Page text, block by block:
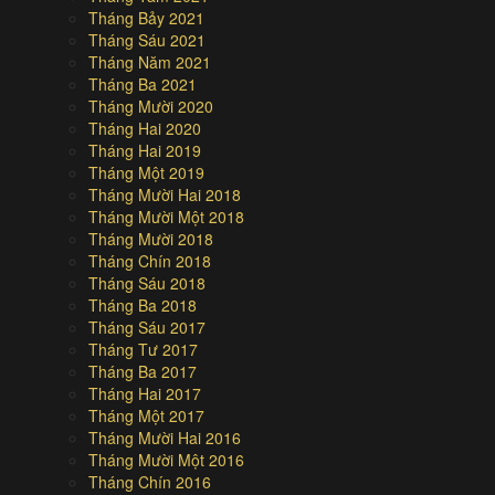
Tháng Bảy 2021
Tháng Sáu 2021
Tháng Năm 2021
Tháng Ba 2021
Tháng Mười 2020
Tháng Hai 2020
Tháng Hai 2019
Tháng Một 2019
Tháng Mười Hai 2018
Tháng Mười Một 2018
Tháng Mười 2018
Tháng Chín 2018
Tháng Sáu 2018
Tháng Ba 2018
Tháng Sáu 2017
Tháng Tư 2017
Tháng Ba 2017
Tháng Hai 2017
Tháng Một 2017
Tháng Mười Hai 2016
Tháng Mười Một 2016
Tháng Chín 2016